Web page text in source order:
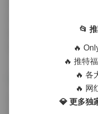
题是“岛遇”，整个场景
她的肚脐装饰简约却不
烁，像是海面上跳动的
在布光方面，我选择了
📂
🔥
🔥 推特
🔥 各
🔥 网
💎 更多独